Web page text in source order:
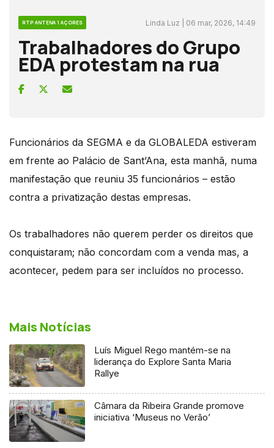
RTP ANTENA 1 AÇORES Linda Luz | 06 mar, 2026, 14:49
Trabalhadores do Grupo
EDA protestam na rua
Funcionários da SEGMA e da GLOBALEDA estiveram
em frente ao Palácio de Sant’Ana, esta manhã, numa
manifestação que reuniu 35 funcionários – estão
contra a privatização destas empresas.
Os trabalhadores não querem perder os direitos que
conquistaram; não concordam com a venda mas, a
acontecer, pedem para ser incluídos no processo.
Mais Notícias
Luís Miguel Rego mantém-se na
liderança do Explore Santa Maria
Rallye
Câmara da Ribeira Grande promove
iniciativa ‘Museus no Verão’